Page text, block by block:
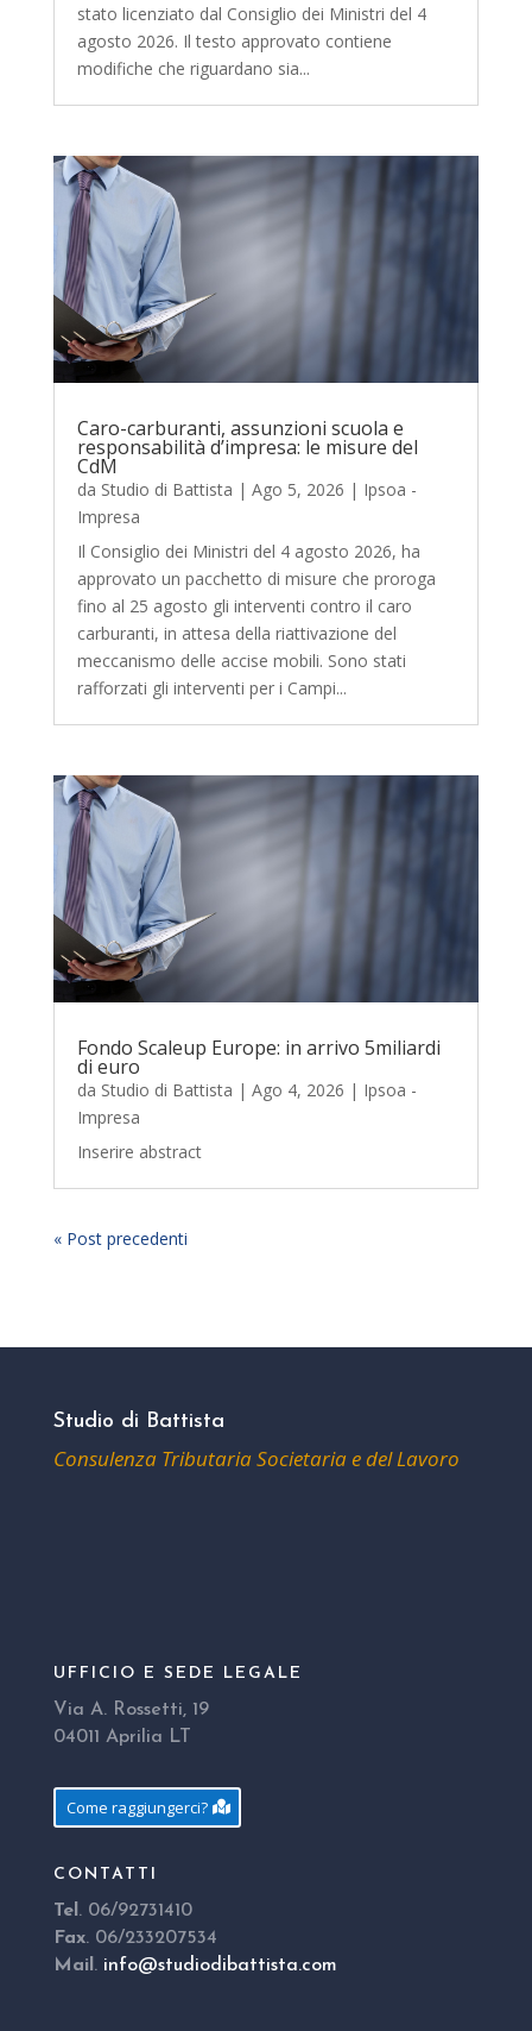
stato licenziato dal Consiglio dei Ministri del 4
agosto 2026. Il testo approvato contiene
modifiche che riguardano sia...
Caro-carburanti, assunzioni scuola e
responsabilità d’impresa: le misure del
CdM
da Studio di Battista | Ago 5, 2026 | Ipsoa -
Impresa
Il Consiglio dei Ministri del 4 agosto 2026, ha
approvato un pacchetto di misure che proroga
fino al 25 agosto gli interventi contro il caro
carburanti, in attesa della riattivazione del
meccanismo delle accise mobili. Sono stati
rafforzati gli interventi per i Campi...
Fondo Scaleup Europe: in arrivo 5miliardi
di euro
da Studio di Battista | Ago 4, 2026 | Ipsoa -
Impresa
Inserire abstract
« Post precedenti
Studio di Battista
Consulenza Tributaria Societaria e del Lavoro
UFFICIO E SEDE LEGALE
Via A. Rossetti, 19
04011 Aprilia LT
Come raggiungerci?
CONTATTI
Tel . 06/92731410
Fax. 06/233207534
Mail . info@studiodibattista.com